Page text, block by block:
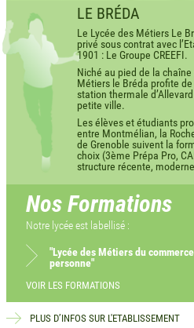
LE BRÉDA
Le Lycée des Métiers Le
privé sous contrat avec
1901 : Le Groupe CREEFI.
Niché au pied de la
Métiers le Bréda profite
station thermale
petite ville.
Les élèves et étudiants
entre Montmélian, la
de Grenoble suivent la
choix (3ème Prépa Pro,
structure récente,
Nos Formations
Notre lycée est labellisé :
"Lycée des Métiers du
personne"
VOIR LES FORMATIONS
PLUS D’INFOS SUR L'ETABLISSEMENT